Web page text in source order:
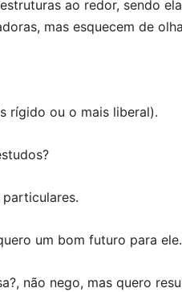
ao redor, sendo
mas esquecem de
rígido ou o mais liberal).
um bom futuro para ele.
não nego, mas quero